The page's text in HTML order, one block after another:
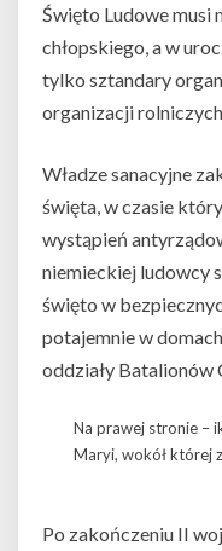
Święto Ludowe musi
chłopskiego, a w
tylko sztandary
organizacji rolniczych.
Władze sanacyjne
święta, w czasie
wystąpień
niemieckiej ludowcy
święto w
potajemnie w
oddziały Batalionów
Na prawej stronie –
Maryi, wokół której
Po zakończeniu II